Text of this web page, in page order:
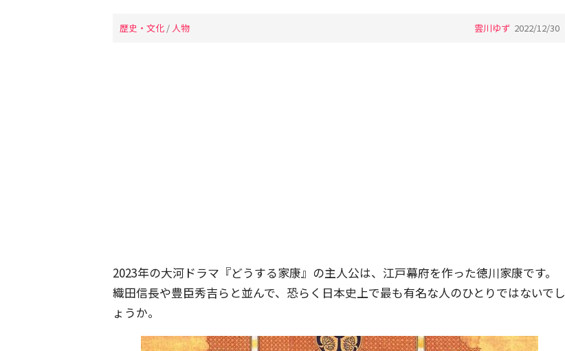
歴史・文化 / 人物 雲川ゆず 2022/12/30
2023年の大河ドラマ『どうする家康』の主人公は、江戸幕府を作った徳川家康です。
織田信長や豊臣秀吉らと並んで、恐らく日本史上で最も有名な人のひとりではないでし
ょうか。